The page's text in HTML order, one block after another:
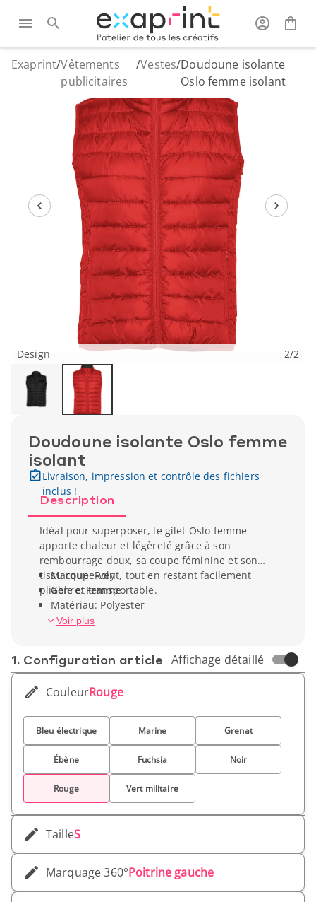
Exaprint/Vêtements
publicitaires
/Vestes/Doudoune isolante
Oslo femme isolant
Design 2/2
Doudoune isolante Oslo femme
isolant
Livraison, impression et contrôle des fichiers
inclus !
Description
Idéal pour superposer, le gilet Oslo femme
apporte chaleur et légèreté grâce à son
rembourrage doux, sa coupe féminine et son
tissu coupe-vent, tout en restant facilement
pliable et transportable.
Marque: Roly
Genre: Femme
Matériau: Polyester
Voir plus
1. Conf­iguration article Affichage détaillé
CouleurRouge
Bleu électrique Marine Grenat
Ébène Fuchsia Noir
Rouge Vert militaire
TailleS
Marquage 360°Poitrine gauche